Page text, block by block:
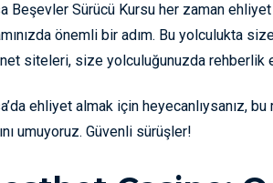
Beşevler Sürücü Kursu her zaman
önemli bir adım. Bu yolculukta
siteleri, size yolculuğunuzda rehberlik
ehliyet almak için heyecanlıysanız,
umuyoruz. Güvenli sürüşler!